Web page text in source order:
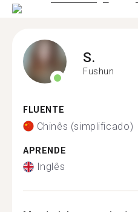
S.
Fushun
FLUENTE
Chinês (simplificado)
APRENDE
Inglês